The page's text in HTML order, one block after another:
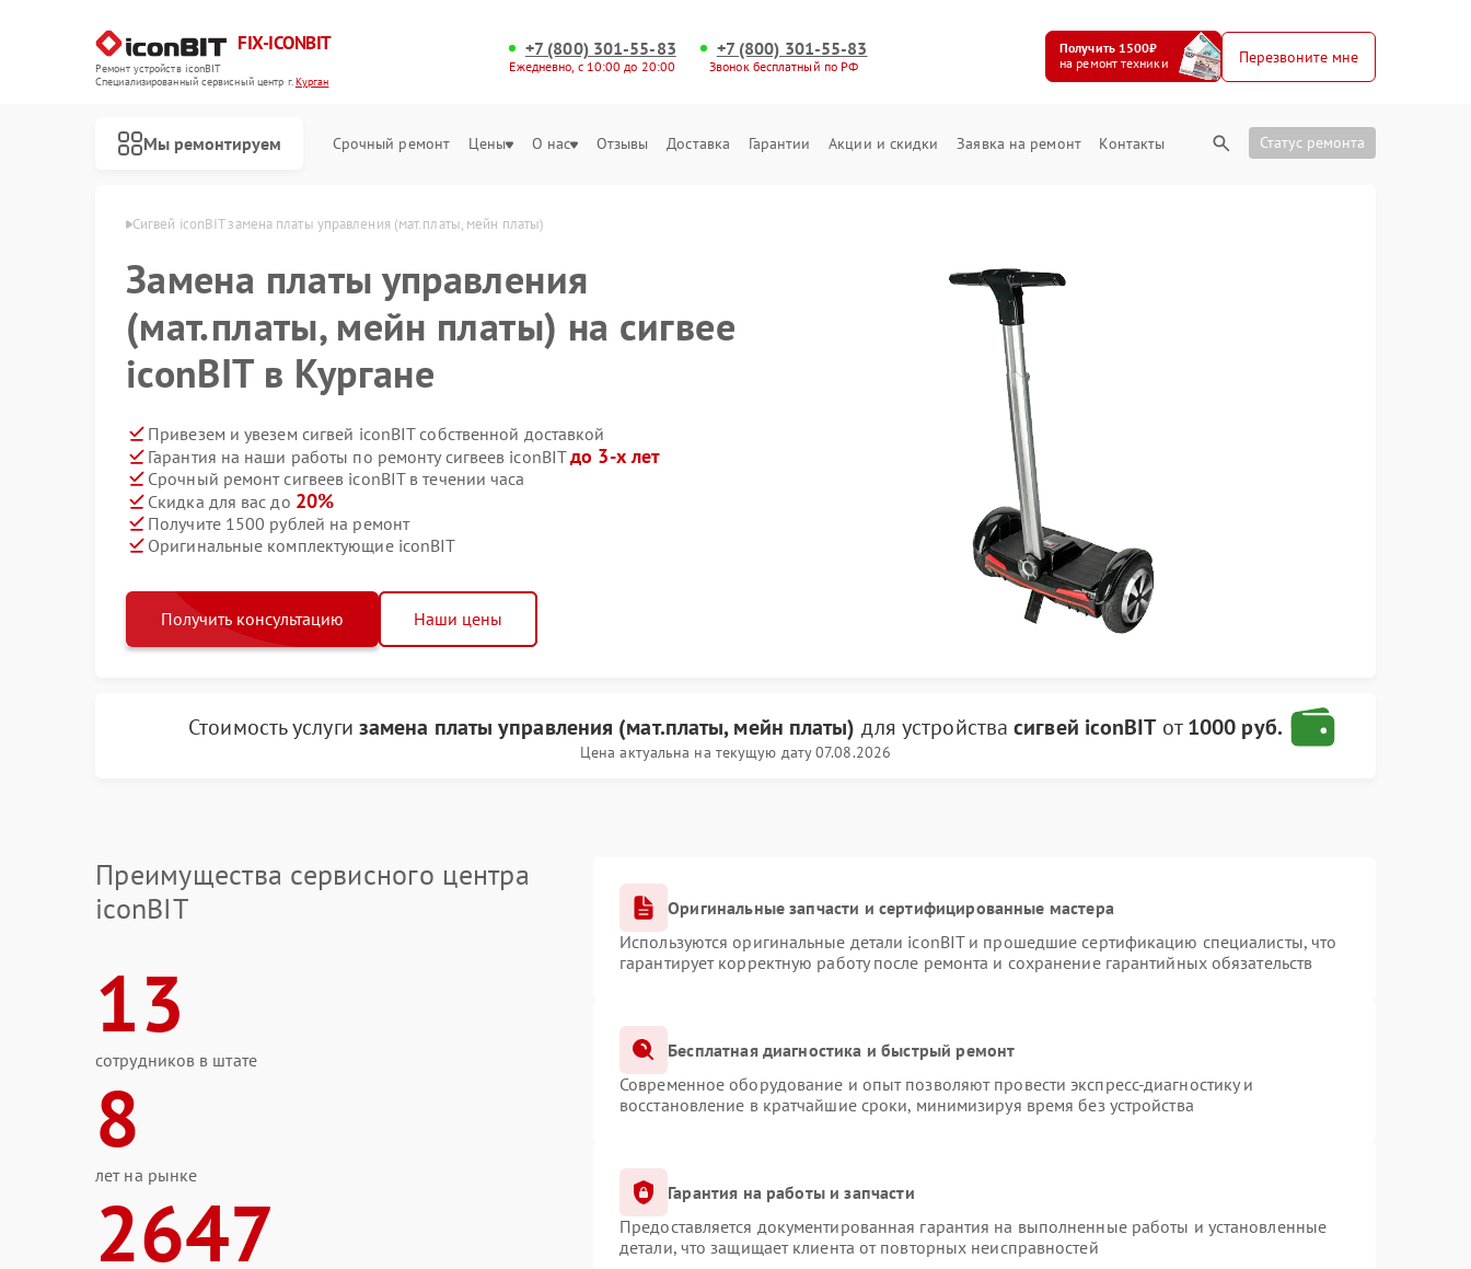
FIX-ICONBIT
Ремонт устройств iconBIT
Специализированный cервисный центр г.Курган
+7 (800) 301-55-83
Ежедневно, с 10:00 до 20:00
+7 (800) 301-55-83
Звонок бесплатный по РФ
Получить 1500₽
на ремонт техники
Перезвоните мне
Мы ремонтируем Срочный ремонт Цены О нас Отзывы Доставка Гарантии Акции и скидки Заявка на ремонт Контакты Статус ремонта
Сигвей iconBIT замена платы управления (мат.платы, мейн платы)
Замена платы управления
(мат.платы, мейн платы) на сигвее
iconBIT в Кургане
Привезем и увезем сигвей iconBIT собственной доставкой
Гарантия на наши работы по ремонту сигвеев iconBITдо 3-х лет
Срочный ремонт сигвеев iconBIT в течении часа
Скидка для вас до 20%
Получите 1500 рублей на ремонт
Оригинальные комплектующие iconBIT
Получить консультацию Наши цены
Стоимость услуги замена платы управления (мат.платы, мейн платы) для устройствасигвей iconBITот1000 руб.
Цена актуальна на текущую дату 07.08.2026
Преимущества сервисного центра
iconBIT
13
сотрудников в штате
8
лет на рынке
2647
Оригинальные запчасти и сертифицированные мастера
Используются оригинальные детали iconBIT и прошедшие сертификацию специалисты, что
гарантирует корректную работу после ремонта и сохранение гарантийных обязательств
Бесплатная диагностика и быстрый ремонт
Современное оборудование и опыт позволяют провести экспресс-диагностику и
восстановление в кратчайшие сроки, минимизируя время без устройства
Гарантия на работы и запчасти
Предоставляется документированная гарантия на выполненные работы и установленные
детали, что защищает клиента от повторных неисправностей